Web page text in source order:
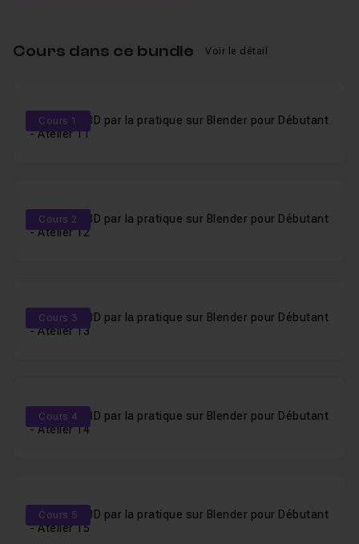
vous semble trop lente, selon votre niveau, n'hésitez
Enfin, je reste disponible, pour toutes questions, dans
second bundle sur l'
Cours dans ce bundle Voir le détail
Cours 1
Animation 3D par la pratique sur Blender pour Débutant
- Atelier 11
Cours 2
Animation 3D par la pratique sur Blender pour Débutant
- Atelier 12
Cours 3
Animation 3D par la pratique sur Blender pour Débutant
- Atelier 13
Cours 4
Animation 3D par la pratique sur Blender pour Débutant
- Atelier 14
Cours 5
Animation 3D par la pratique sur Blender pour Débutant
- Atelier 15